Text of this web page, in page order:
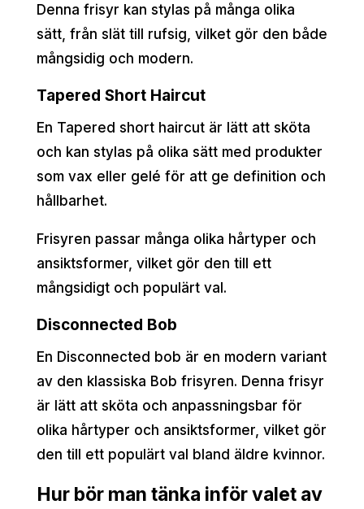
Denna frisyr kan stylas på många olika
sätt, från slät till rufsig, vilket gör den både
mångsidig och modern.
Tapered Short Haircut
En Tapered short haircut är lätt att sköta
och kan stylas på olika sätt med produkter
som vax eller gelé för att ge definition och
hållbarhet.
Frisyren passar många olika hårtyper och
ansiktsformer, vilket gör den till ett
mångsidigt och populärt val.
Disconnected Bob
En Disconnected bob är en modern variant
av den klassiska Bob frisyren. Denna frisyr
är lätt att sköta och anpassningsbar för
olika hårtyper och ansiktsformer, vilket gör
den till ett populärt val bland äldre kvinnor.
Hur bör man tänka inför valet av